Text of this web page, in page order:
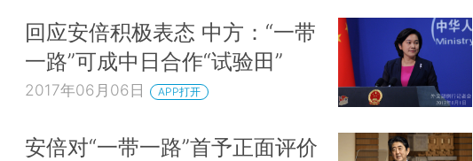
回应安倍积极表态 中方：“一带
一路”可成中日合作“试验田”
2017年06月06日 APP打开
安倍对“一带一路”首予正面评价